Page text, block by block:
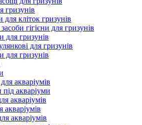
гризунів
для кліток гризунів
гігієни для гризунів
для гризунів
для гризунів
для гризунів
акваріумів
під акваріуми
акваріумів
акваріумів